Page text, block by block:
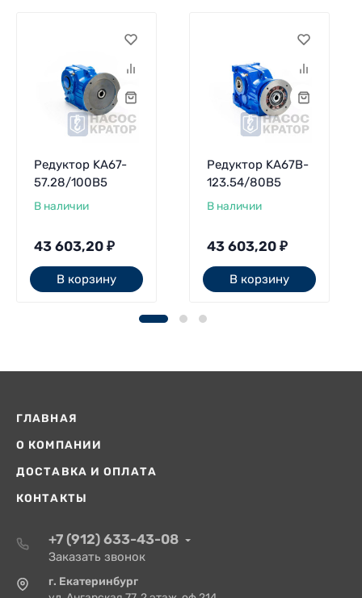
Редуктор KA67-
57.28/100В5
В наличии
43 603,20 ₽
В корзину
Редуктор KA67B-
123.54/80В5
В наличии
43 603,20 ₽
В корзину
ГЛАВНАЯ
О КОМПАНИИ
ДОСТАВКА И ОПЛАТА
КОНТАКТЫ
+7 (912) 633-43-08
Заказать звонок
г. Екатеринбург